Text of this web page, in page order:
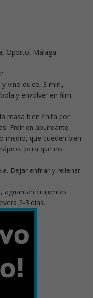
Oporto, Málaga
vino dulce, 3 min.,
y envolver en film.
masa bien finita por
Freír en abundante
medio, que queden bien
para que no
Dejar enfriar y rellenar
aguantan crujientes
2-3 días.